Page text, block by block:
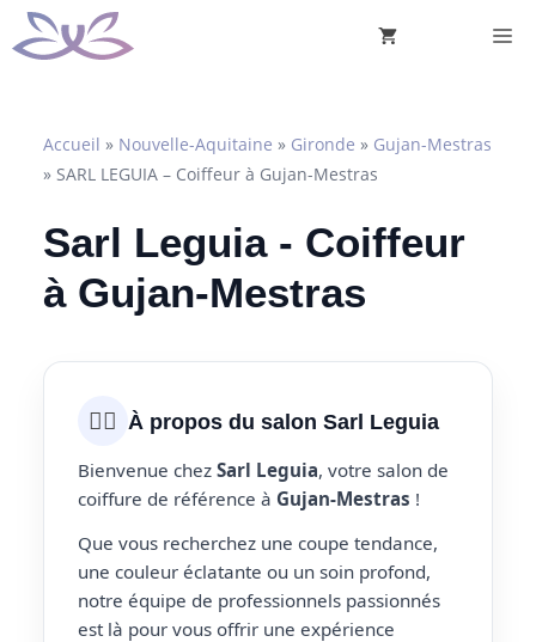
Aller
au
Accueil » Nouvelle-Aquitaine » Gironde » Gujan-Mestras
» SARL LEGUIA – Coiffeur à Gujan-Mestras
Sarl Leguia - Coiffeur
à Gujan-Mestras
💇‍♀️ À propos du salon Sarl Leguia
Bienvenue chez Sarl Leguia, votre salon de
coiffure de référence à Gujan-Mestras !
Que vous recherchez une coupe tendance,
une couleur éclatante ou un soin profond,
notre équipe de professionnels passionnés
est là pour vous offrir une expérience